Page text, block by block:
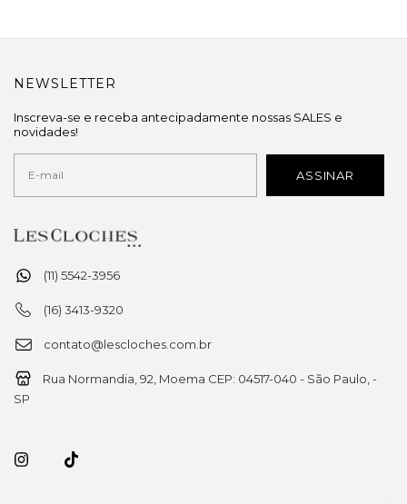
(11) 5542-3956
(16) 3413-9320
contato@lescloches.com.br
Rua Normandia, 92, Moema CEP: 04517-040 - São Paulo, -
SP
NEWSLETTER
Inscreva-se e receba antecipadamente nossas SALES e
novidades!